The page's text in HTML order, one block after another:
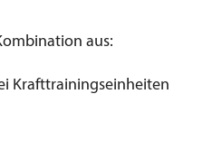
aus:
Krafttrainingseinheiten